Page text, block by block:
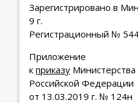
Зарегистрировано в
9 г.
Регистрационный №
Приложение
к приказу
Российской Федерации
от 13.03.2019 г. № 124н